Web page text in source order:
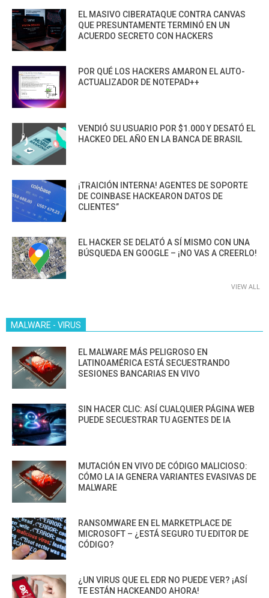
EL MASIVO CIBERATAQUE CONTRA CANVAS
QUE PRESUNTAMENTE TERMINÓ EN UN
ACUERDO SECRETO CON HACKERS
POR QUÉ LOS HACKERS AMARON EL AUTO-
ACTUALIZADOR DE NOTEPAD++
VENDIÓ SU USUARIO POR $1.000 Y DESATÓ EL
HACKEO DEL AÑO EN LA BANCA DE BRASIL
¡TRAICIÓN INTERNA! AGENTES DE SOPORTE
DE COINBASE HACKEARON DATOS DE
CLIENTES”
EL HACKER SE DELATÓ A SÍ MISMO CON UNA
BÚSQUEDA EN GOOGLE – ¡NO VAS A CREERLO!
VIEW ALL
MALWARE - VIRUS
EL MALWARE MÁS PELIGROSO EN
LATINOAMÉRICA ESTÁ SECUESTRANDO
SESIONES BANCARIAS EN VIVO
SIN HACER CLIC: ASÍ CUALQUIER PÁGINA WEB
PUEDE SECUESTRAR TU AGENTES DE IA
MUTACIÓN EN VIVO DE CÓDIGO MALICIOSO:
CÓMO LA IA GENERA VARIANTES EVASIVAS DE
MALWARE
RANSOMWARE EN EL MARKETPLACE DE
MICROSOFT – ¿ESTÁ SEGURO TU EDITOR DE
CÓDIGO?
¿UN VIRUS QUE EL EDR NO PUEDE VER? ¡ASÍ
TE ESTÁN HACKEANDO AHORA!